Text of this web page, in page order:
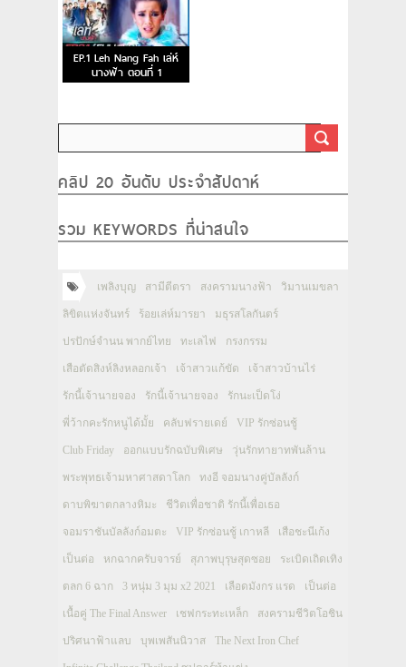
EP.1 Leh Nang Fah เล่ห์
นางฟ้า ตอนที่ 1
คลิป 20 อันดับ ประจำสัปดาห์
รวม KEYWORDS ที่น่าสนใจ
เพลิงบุญ สามีตีตรา สงครามนางฟ้า วิมานเมขลา
ลิขิตแห่งจันทร์ ร้อยเล่ห์มารยา มธุรสโลกันตร์
ปรปักษ์จำนน พากย์ไทย ทะเลไฟ กรงกรรม
เสือตัดสิงห์ลิงหลอกเจ้า เจ้าสาวแก้ขัด เจ้าสาวบ้านไร่
รักนี้เจ้านายจอง รักนี้เจ้านายจอง รักนะเป็ดโง่
พี่ว้ากคะรักหนูได้มั้ย คลับฟรายเดย์ VIP รักซ่อนชู้
Club Friday ออกแบบรักฉบับพิเศษ วุ่นรักทายาทพันล้าน
พระพุทธเจ้ามหาศาสดาโลก ทงอี จอมนางคู่บัลลังก์
ดาบพิฆาตกลางหิมะ ชีวิตเพื่อชาติ รักนี้เพื่อเธอ
จอมราชันบัลลังก์อมตะ VIP รักซ่อนชู้ เกาหลี เสือชะนีเก้ง
เป็นต่อ หกฉากครับจารย์ สุภาพบุรุษสุดซอย ระเบิดเถิดเทิง
ตลก 6 ฉาก 3 หนุ่ม 3 มุม x2 2021 เลือดมังกร แรด เป็นต่อ
เนื้อคู่ The Final Answer เชฟกระทะเหล็ก สงครามชีวิตโอชิน
ปริศนาฟ้าแลบ บุพเพสันนิวาส The Next Iron Chef